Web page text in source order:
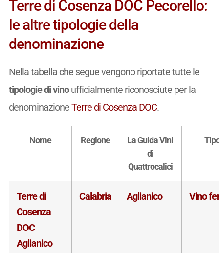
Terre di Cosenza DOC Pecorello:
le altre tipologie della
denominazione
Nella tabella che segue vengono riportate tutte le
tipologie di vinoufficialmente riconosciute per la
denominazioneTerre di Cosenza DOC.
Nome Regione
La Guida Vini
di
Quattrocalici
Terre di
Cosenza
DOC
Aglianico
Calabria Aglianico Vino